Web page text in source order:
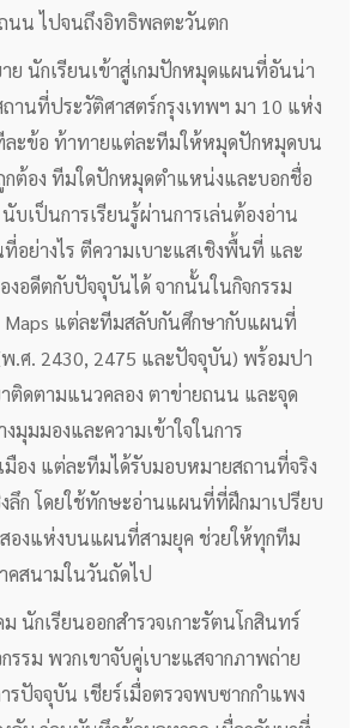
นน ไปจนถึงอิทธิพลตะวันตก
ย นักเรียนเข้าสู่เกมปักหมุดแผนที่อันน่า
ถานที่ประวัติศาสตร์กรุงเทพฯ มา 10 แห่ง
ละข้อ ท้าทายแต่ละทีมให้หมุดปักหมุดบน
ต้อง ทีมใดปักหมุดตำแหน่งและบอกชื่อ
บเป็นการเรียนรู้ผ่านการเล่นต้องอ่าน
ย่างไร ตีความเบาะแสเชิงพื้นที่ และ
งอดีตกับปัจจุบันได้ จากนั้นในกิจกรรม
Maps แต่ละทีมสลับกันศึกษากับแผนที่
.ศ. 2430, 2475 และปัจจุบัน) พร้อมปา
าติดตามแนวคลอง ตาข่ายถนน และจุด
มุมมองและความเข้าใจในการ
มือง แต่ละทีมได้รับมอบหมายสถานที่จริง
ลึก โดยใช้ทักษะอ่านแผนที่ที่ฝึกมาเปรียบ
องแห่งบนแผนที่สามยุค ช่วยให้ทุกทีม
คสนามในวันถัดไป
นักเรียนออกสำรวจเกาะรัตนโกสินทร์
รรม พวกเขาจับคู่เบาะแสจากภาพถ่าย
รปัจจุบัน เชียร์เมื่อตรวจพบซากกำแพง